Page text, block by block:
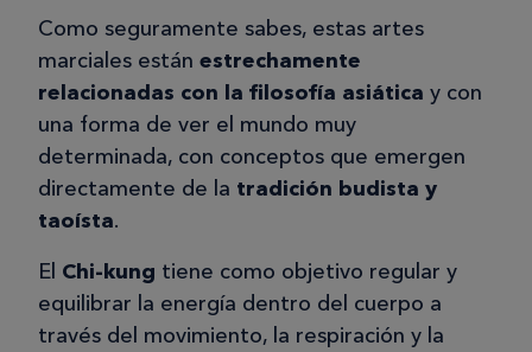
Como seguramente sabes, estas artes
marciales están estrechamente
relacionadas con la filosofía asiática y con
una forma de ver el mundo muy
determinada, con conceptos que emergen
directamente de la tradición budista y
taoísta.
El Chi-kung tiene como objetivo regular y
equilibrar la energía dentro del cuerpo a
través del movimiento, la respiración y la